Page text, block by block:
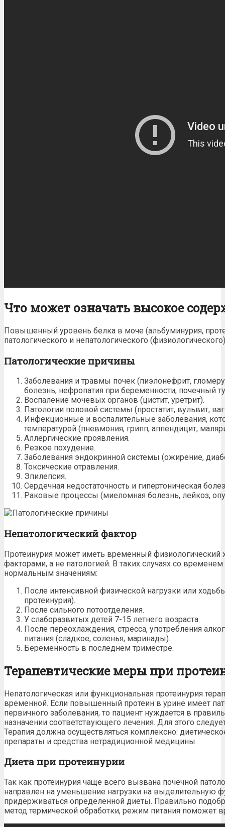
Что может означать высокое
Повышенный уровень белка в моче (альбуминурия,
патологического и непатологического
Патологические причины
Заболевания и травмы почек (пиэлонефрит,
болезнь, нефропатия при беременности, почечный
Воспаление мочевых органов (цистит, уретрит).
Патологии половой системы (простатит, вульвит,
Инфекционные и воспалительные заболевания,
температурой (пневмония, грипп, аппендицит,
Аллергические проявления.
Резкое похудение.
Заболевания эндокринной системы (ожирение,
Токсические отравления.
Эпилепсия.
Сердечная недостаточность и гипертоническая
Раковые процессы (миеломная болезнь, лейкоз,
Непатологический фактор
Протеинурия может иметь временный
факторами, а не патологией. В таких случаях со
нормальным значениям:
После интенсивной физической нагрузки или
протеинурия).
После сильного потоотделения.
У слаборазвитых детей 7-15 летнего возраста.
После переохлаждения, стресса, употребления
питания (сладкое, соленья, маринады).
Беременность в последнем триместре.
Терапевтические меры при
Непатологическая или функциональная протеинурия
временной. Если повышенный протеин в урине имеет
первичного заболевания, то пациент нуждается в
назначении соответствующего лечения. Для этого
Терапия должна осуществляться комплексно:
препараты и средства нетрадиционной медицины.
Диета при протеинурии
Так как протеинурия чаще всего вызвана почечной
направлен на уменьшение нагрузки на выделительную
придерживаться определенной диеты. Правильно
метод термической обработки, режим питания поможет